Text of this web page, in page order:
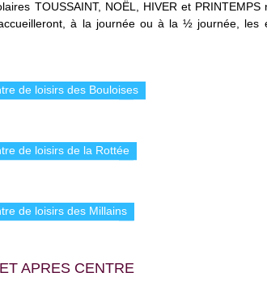
TOUSSAINT, NOËL, HIVER et
à la journée ou à la ½ journée, les
de loisirs des Bouloises
de loisirs de la Rottée
de loisirs des Millains
APRES CENTRE